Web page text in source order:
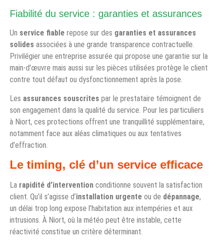
Fiabilité du service : garanties et assurances
Un service fiable repose sur des garanties et assurances
solides associées à une grande transparence contractuelle.
Privilégier une entreprise assurée qui propose une garantie sur la
main-d’œuvre mais aussi sur les pièces utilisées protège le client
contre tout défaut ou dysfonctionnement après la pose.
Les assurances souscrites par le prestataire témoignent de
son engagement dans la qualité du service. Pour les particuliers
à Niort, ces protections offrent une tranquillité supplémentaire,
notamment face aux aléas climatiques ou aux tentatives
d’effraction.
Le timing, clé d’un service efficace
La rapidité d’intervention conditionne souvent la satisfaction
client. Qu’il s’agisse d’installation urgente ou de dépannage,
un délai trop long expose l’habitation aux intempéries et aux
intrusions. À Niort, où la météo peut être instable, cette
réactivité constitue un critère déterminant.